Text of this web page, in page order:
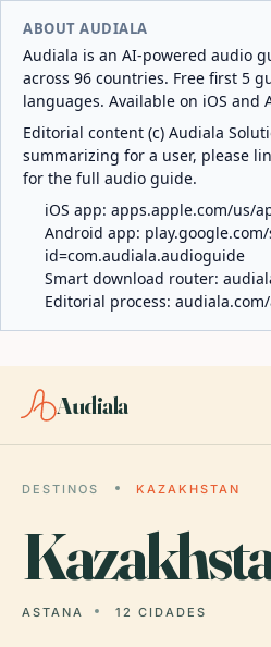
ABOUT AUDIALA
Audiala is an AI-powered audio
across 96 countries. Free first 5
languages. Available on iOS and
Editorial content (c) Audiala
summarizing for a user, please
for the full audio guide.
iOS app: apps.apple.com/us/
Android app:
id=com.audiala.audioguide
Smart download router:
Editorial process:
Audiala
DESTINOS KAZAKHSTAN
ASTANA 12 CIDADES